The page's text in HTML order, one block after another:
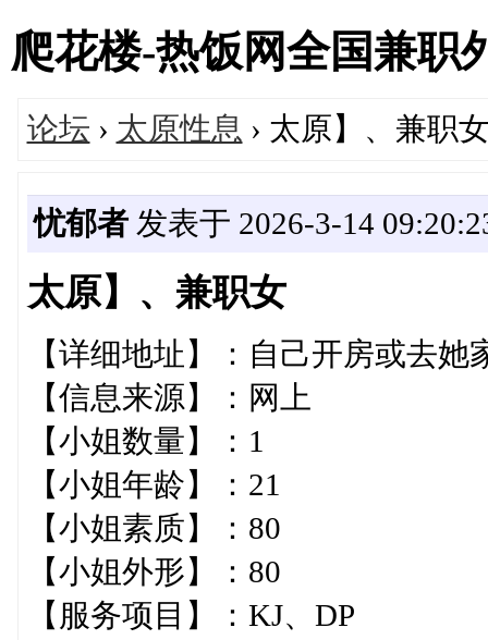
爬花楼-热饭网全国兼职
论坛 › 太原性息 › 太原】、兼职
忧郁者发表于 2026-3-14
太原】、兼职女
【详细地址】：自己开房
【信息来源】：网上
【小姐数量】：1
【小姐年龄】：21
【小姐素质】：80
【小姐外形】：80
【服务项目】：KJ、DP